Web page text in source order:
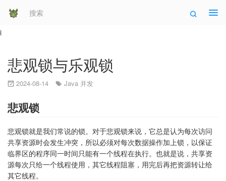
i
悲观锁与乐观锁
2024-08-14 Java 并发
悲观锁
悲观锁就是我们常说的锁。对于悲观锁来说，它总是认为每次访问
共享资源时会发生冲突，所以必须对每次数据操作加上锁，以保证
临界区的程序同一时间只能有一个线程在执行。也就是说，共享资
源每次只给一个线程使用，其它线程阻塞，用完后再把资源转让给
其它线程。